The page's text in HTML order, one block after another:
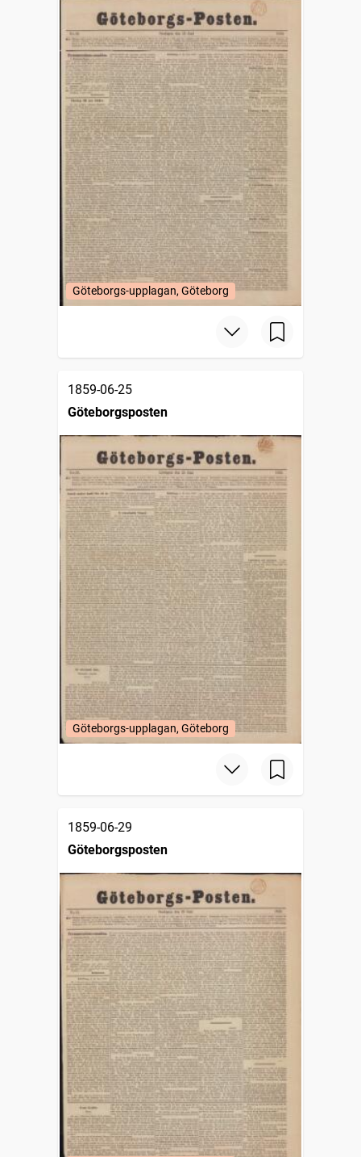
Göteborgs-upplagan, Göteborg
1859-06-25
Göteborgsposten
Göteborgs-upplagan, Göteborg
1859-06-29
Göteborgsposten